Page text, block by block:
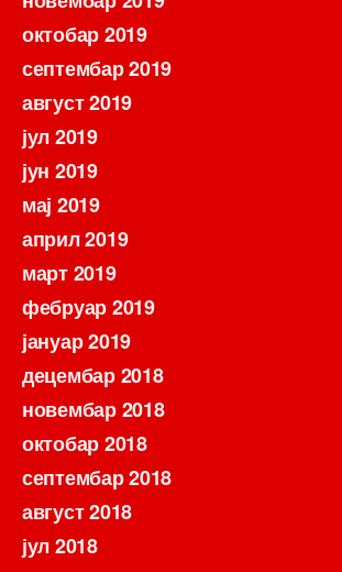
октобар 2019
септембар 2019
август 2019
јул 2019
јун 2019
мај 2019
април 2019
март 2019
фебруар 2019
јануар 2019
децембар 2018
новембар 2018
октобар 2018
септембар 2018
август 2018
јул 2018